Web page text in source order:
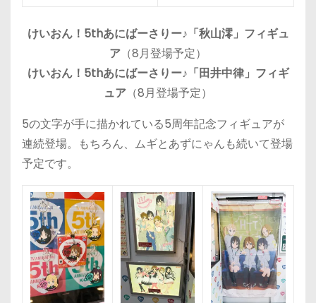
けいおん！5thあにばーさりー♪「秋山澪」フィギュ
ア （8月登場予定）
けいおん！5thあにばーさりー♪「田井中律」フィギ
ュア （8月登場予定）
5の文字が手に描かれている5周年記念フィギュアが
連続登場。もちろん、ムギとあずにゃんも続いて登場
予定です。